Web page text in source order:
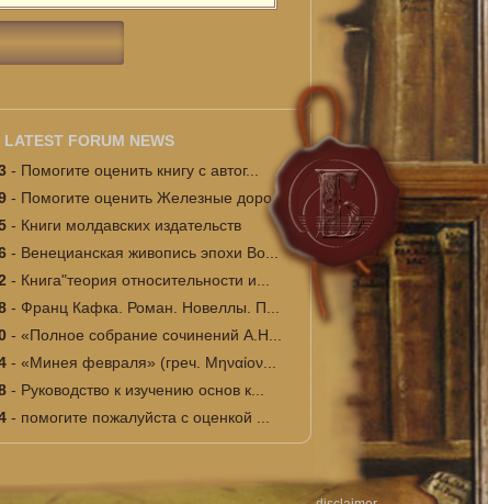
LATEST FORUM NEWS
- Помогите оценить книгу с автог...
- Помогите оценить Железные доро...
- Книги молдавских издательств
- Венецианская живопись эпохи Во...
- Книга"теория относительности и...
- Франц Кафка. Роман. Новеллы. П...
- «Полное собрание сочинений А.Н...
- «Минея февраля» (греч. Μηναίον...
- Руководство к изучению основ к...
- помогите пожалуйста с оценкой ...